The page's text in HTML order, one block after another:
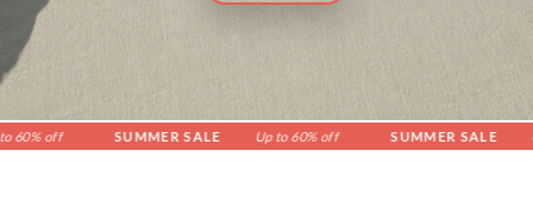
off SUMMER SALE Up to 60% off SUMMER SALE Up to